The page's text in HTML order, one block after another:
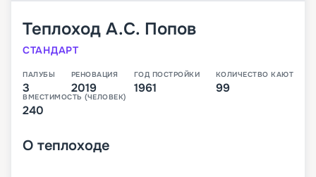
Теплоход А.С. Попов
СТАНДАРТ
ПАЛУБЫ
3
РЕНОВАЦИЯ
2019
ГОД ПОСТРОЙКИ
1961
КОЛИЧЕСТВО КАЮТ
99
ВМЕСТИМОСТЬ (ЧЕЛОВЕК)
240
О теплоходе